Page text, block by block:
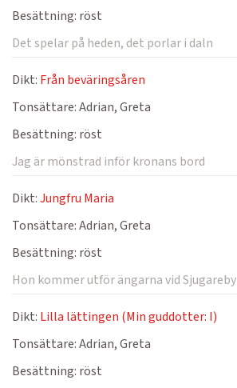
Besättning: röst
Det spelar på heden, det porlar i daln
Dikt: Från beväringsåren
Tonsättare:Adrian, Greta
Besättning: röst
Jag är mönstrad inför kronans bord
Dikt:Jungfru Maria
Tonsättare:Adrian, Greta
Besättning: röst
Hon kommer utför ängarna vid Sjugareby
Dikt: Lilla lättingen (Min guddotter: I)
Tonsättare:Adrian, Greta
Besättning: röst